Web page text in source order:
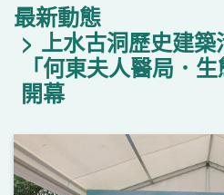
最新動態
上水古洞歷史建
「何東夫人醫局．
開幕